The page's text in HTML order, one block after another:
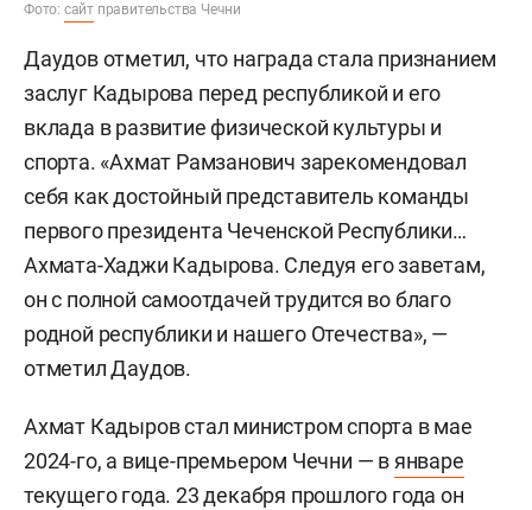
Фото: сайт правительства Чечни
Даудов отметил, что награда стала признанием
заслуг Кадырова перед республикой и его
вклада в развитие физической культуры и
спорта. «Ахмат Рамзанович зарекомендовал
себя как достойный представитель команды
первого президента Чеченской Республики…
Ахмата-Хаджи Кадырова. Следуя его заветам,
он с полной самоотдачей трудится во благо
родной республики и нашего Отечества», —
отметил Даудов.
Ахмат Кадыров стал министром спорта в мае
2024-го, а вице-премьером Чечни — вянваре
текущего года. 23 декабря прошлого года он